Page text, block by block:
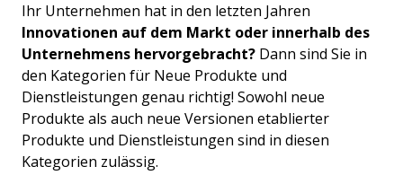
Ihr Unternehmen hat in den letzten Jahren
Innovationen auf dem Markt oder innerhalb des
Unternehmens hervorgebracht? Dann sind Sie in
den Kategorien für Neue Produkte und
Dienstleistungen genau richtig! Sowohl neue
Produkte als auch neue Versionen etablierter
Produkte und Dienstleistungen sind in diesen
Kategorien zulässig.